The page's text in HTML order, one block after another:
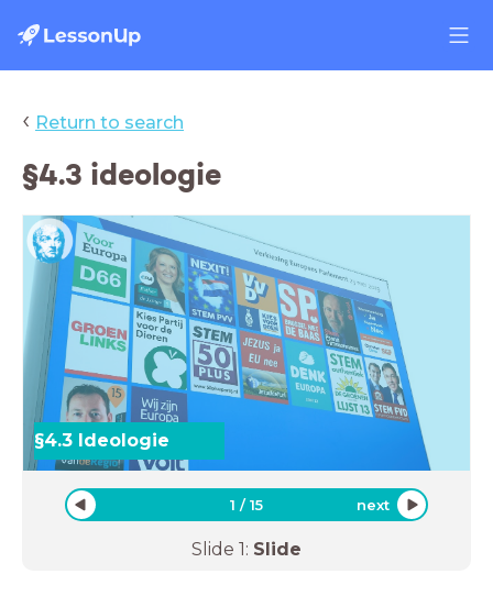
‹ Return to search
§4.3 ideologie
§4.3 Ideologie
1 /15 next
Slide 1: Slide